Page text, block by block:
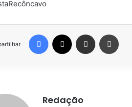
Facebook Compartilhar via e-mail
Redação